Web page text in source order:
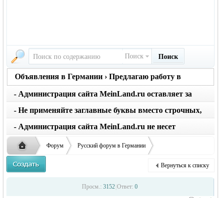
Поиск Поиск
Объявления в Германии › Предлагаю работу в
Германии
- Администрация сайта MeinLand.ru оставляет за
собой право редактировать объявление, не искажая
его смысл
- Не применяйте заглавные буквы вместо строчных,
последует удаление объявления
- Администрация сайта MeinLand.ru не несет
ответственности за содержание размещенных
объявлений
Форум Русский форум в Германии
Объявления в Германии Предлагаю работу в Германии
можно открыть магазин или склад в Нюрнберге
Вернуться к списку
Просм.: 3152 Ответ: 0